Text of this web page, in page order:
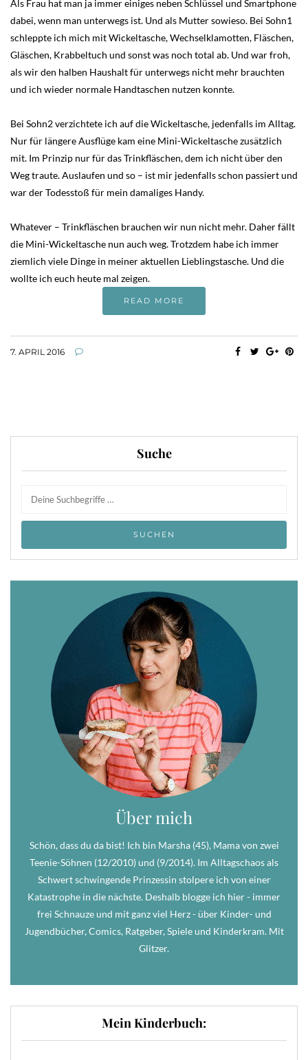
Als Frau hat man ja immer einiges neben Schlüssel und Smartphone
dabei, wenn man unterwegs ist. Und als Mutter sowieso. Bei Sohn1
schleppte ich mich mit Wickeltasche, Wechselklamotten, Fläschen,
Gläschen, Krabbeltuch und sonst was noch total ab. Und war froh,
als wir den halben Haushalt für unterwegs nicht mehr brauchten
und ich wieder normale Handtaschen nutzen konnte.
Bei Sohn2 verzichtete ich auf die Wickeltasche, jedenfalls im Alltag.
Nur für längere Ausflüge kam eine Mini-Wickeltasche zusätzlich
mit. Im Prinzip nur für das Trinkfläschen, dem ich nicht über den
Weg traute. Auslaufen und so – ist mir jedenfalls schon passiert und
war der Todesstoß für mein damaliges Handy.
Whatever – Trinkfläschen brauchen wir nun nicht mehr. Daher fällt
die Mini-Wickeltasche nun auch weg. Trotzdem habe ich immer
ziemlich viele Dinge in meiner aktuellen Lieblingstasche. Und die
wollte ich euch heute mal zeigen.
READ MORE
7. APRIL 2016
Suche
Über mich
Schön, dass du da bist! Ich bin Marsha (45), Mama von zwei
Teenie-Söhnen (12/2010) und (9/2014). Im Alltagschaos als
Schwert schwingende Prinzessin stolpere ich von einer
Katastrophe in die nächste. Deshalb blogge ich hier - immer
frei Schnauze und mit ganz viel Herz - über Kinder- und
Jugendbücher, Comics, Ratgeber, Spiele und Kinderkram. Mit
Glitzer.
Mein Kinderbuch: